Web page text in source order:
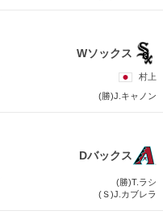
Wソックス
村上
(勝)J.キャノン
Dバックス
(勝)T.ラシ
(Ｓ)J.カブレラ